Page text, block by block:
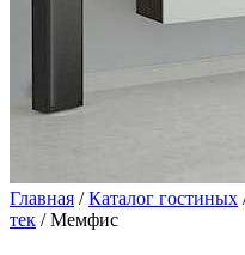
Главная /Каталог гостиных
тек / Мемфис